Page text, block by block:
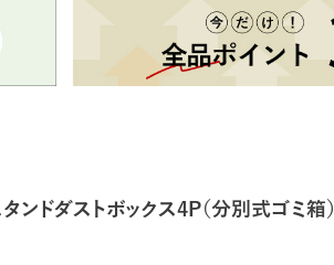
ンドダストボックス4P（分別式ゴミ箱）